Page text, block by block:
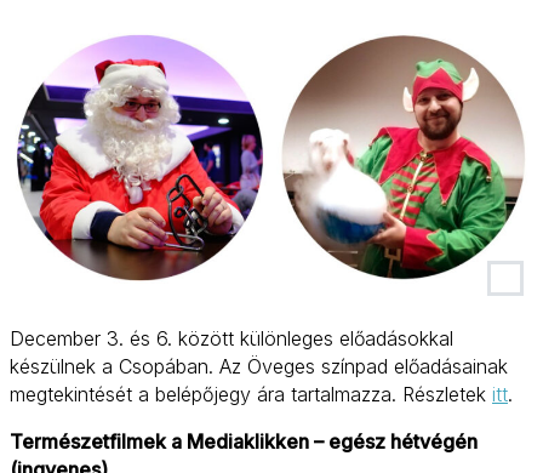
December 3. és 6. között különleges előadásokkal
készülnek a Csopában. Az Öveges színpad előadásainak
megtekintését a belépőjegy ára tartalmazza. Részletek itt.
Természetfilmek a Mediaklikken – egész hétvégén